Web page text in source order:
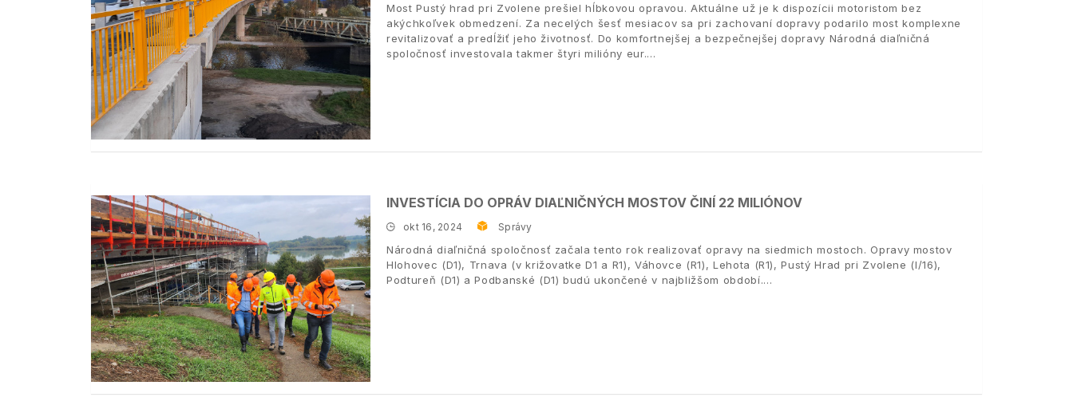
Most Pustý hrad pri Zvolene prešiel hĺbkovou opravou. Aktuálne už je k dispozícii motoristom bez
akýchkoľvek obmedzení. Za necelých šesť mesiacov sa pri zachovaní dopravy podarilo most komplexne
revitalizovať a predĺžiť jeho životnosť. Do komfortnejšej a bezpečnejšej dopravy Národná diaľničná
spoločnosť investovala takmer štyri milióny eur.
INVESTÍCIA DO OPRÁV DIAĽNIČNÝCH MOSTOV ČINÍ 22 MILIÓNOV
okt 16, 2024 Správy
Národná diaľničná spoločnosť začala tento rok realizovať opravy na siedmich mostoch. Opravy mostov
Hlohovec (D1), Trnava (v križovatke D1 a R1), Váhovce (R1), Lehota (R1), Pustý Hrad pri Zvolene (I/16),
Podtureň (D1) a Podbanské (D1) budú ukončené v najbližšom období.